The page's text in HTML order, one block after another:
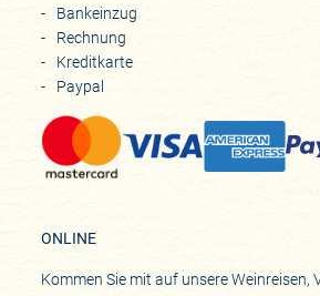
Bankeinzug
Rechnung
Kreditkarte
Paypal
ONLINE
Kommen Sie mit auf unsere Weinreisen,